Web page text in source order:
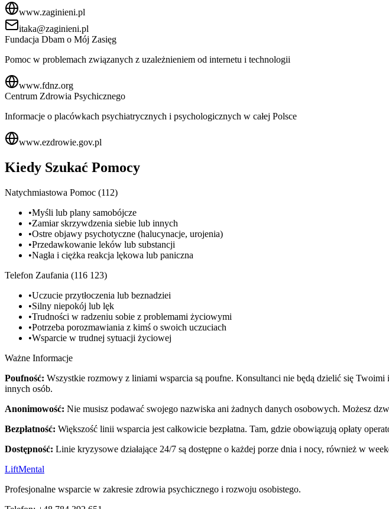
www.zaginieni.pl
itaka@zaginieni.pl
Fundacja Dbam o Mój Zasięg
Pomoc w problemach związanych z uzależnieniem od internetu i technologii
www.fdnz.org
Centrum Zdrowia Psychicznego
Informacje o placówkach psychiatrycznych i psychologicznych w całej Polsce
www.ezdrowie.gov.pl
Kiedy Szukać Pomocy
Natychmiastowa Pomoc (112)
•Myśli lub plany samobójcze
•Zamiar skrzywdzenia siebie lub innych
•Ostre objawy psychotyczne (halucynacje, urojenia)
•Przedawkowanie leków lub substancji
•Nagła i ciężka reakcja lękowa lub paniczna
Telefon Zaufania (116 123)
•Uczucie przytłoczenia lub beznadziei
•Silny niepokój lub lęk
•Trudności w radzeniu sobie z problemami życiowymi
•Potrzeba porozmawiania z kimś o swoich uczuciach
•Wsparcie w trudnej sytuacji życiowej
Ważne Informacje
Poufność: Wszystkie rozmowy z liniami wsparcia są poufne. Konsultanci nie będą dzielić się
innych osób.
Anonimowość: Nie musisz podawać swojego nazwiska ani żadnych danych osobowych. Możesz
Bezpłatność: Większość linii wsparcia jest całkowicie bezpłatna. Tam, gdzie obowiązują opłaty
Dostępność: Linie kryzysowe działające 24/7 są dostępne o każdej porze dnia i nocy, również w
LiftMental
Profesjonalne wsparcie w zakresie zdrowia psychicznego i rozwoju osobistego.